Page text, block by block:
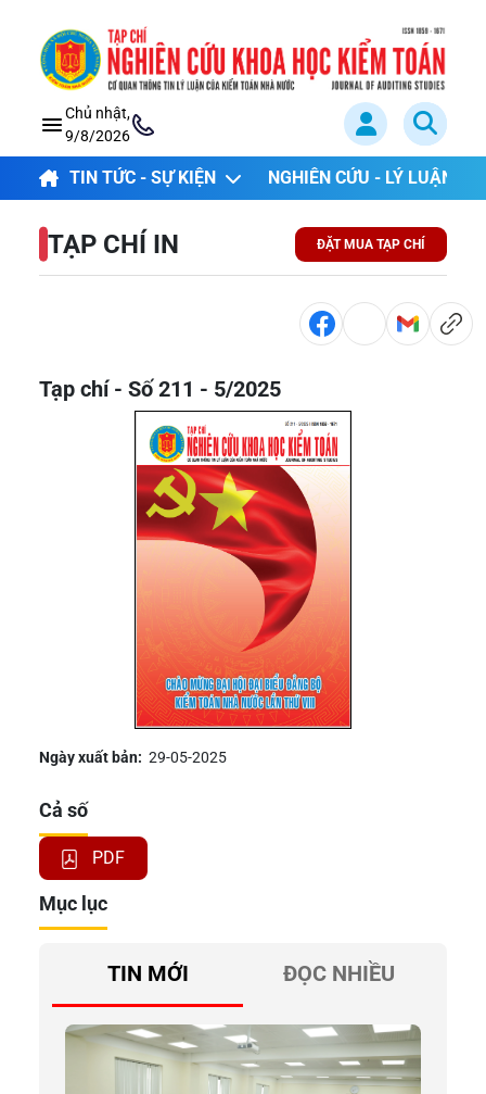
Chủ nhật,
9/8/2026
TIN TỨC - SỰ KIỆN NGHIÊN CỨU - LÝ LUẬN
TẠP CHÍ IN ĐẶT MUA TẠP CHÍ
Tạp chí - Số 211 - 5/2025
Ngày xuất bản: 29-05-2025
Cả số
PDF
Mục lục
TIN MỚI ĐỌC NHIỀU